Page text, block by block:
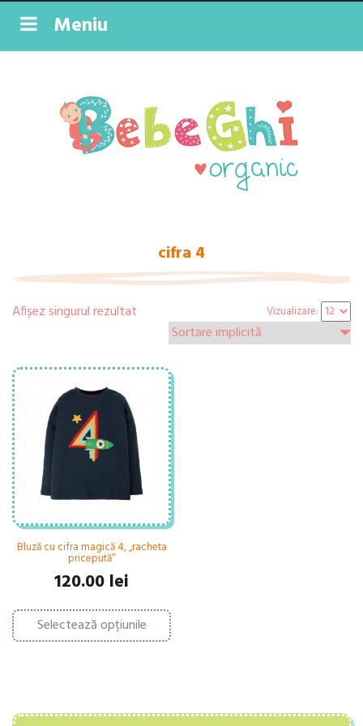
Meniu
cifra 4
Afișez singurul rezultat Vizualizare:
Bluză cu cifra magică 4, „racheta
pricepută”
120.00 lei
Selectează opțiunile
Acest
produs
are
pot